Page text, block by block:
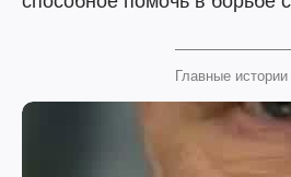
Главные